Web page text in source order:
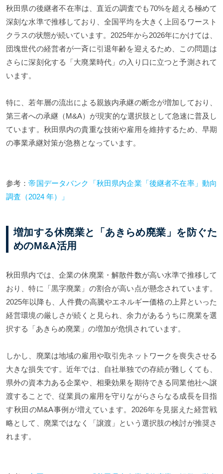
秋田県の後継者不在率は、直近の調査でも70%を超える極めて
深刻な水準で推移しており、全国平均を大きく上回るワースト
クラスの状態が続いています。2025年から2026年にかけては、
団塊世代の経営者が一斉に引退年齢を迎えるため、この問題は
さらに深刻化する「大廃業時代」の入り口に立つと予測されて
います。
特に、若年層の流出による親族内承継の断念が増加しており、
第三者への承継（M&A）が現実的な選択肢として急速に普及し
ています。秋田県内の貴重な技術や雇用を維持するため、早期
の事業承継対策が急務となっています。
参考：帝国データバンク「秋田県内企業「後継者不在率」動向
調査（2024 年）」
増加する休廃業と「あきらめ廃業」を防ぐた
めのM&A活用
秋田県内では、企業の休廃業・解散件数が高い水準で推移して
おり、特に「黒字廃業」の割合が高い点が懸念されています。
2025年以降も、人件費の高騰やエネルギー価格の上昇といった
経営環境の厳しさが続くと見られ、余力があるうちに廃業を選
択する「あきらめ廃業」の増加が危惧されています。
しかし、廃業は地域の雇用や取引先ネットワークを喪失させる
大きな損失です。近年では、自社単独での存続が難しくても、
県外の資本力ある企業や、相乗効果を期待できる同業他社へ譲
渡することで、従業員の雇用を守りながらさらなる成長を目指
す秋田のM&A事例が増えています。2026年を見据えた経営戦
略として、廃業ではなく「譲渡」という選択肢の検討が推奨さ
れます。